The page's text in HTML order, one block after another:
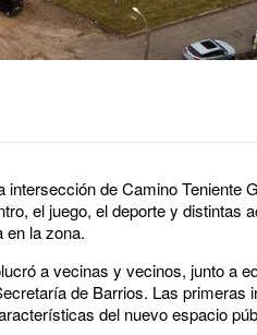
de Camino Teniente
el juego, el deporte y distintas
en la zona.
a vecinas y vecinos, junto a
de Barrios. Las primeras
del nuevo espacio